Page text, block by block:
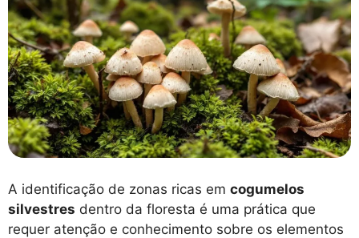
A identificação de zonas ricas em cogumelos
silvestres dentro da floresta é uma prática que
requer atenção e conhecimento sobre os elementos